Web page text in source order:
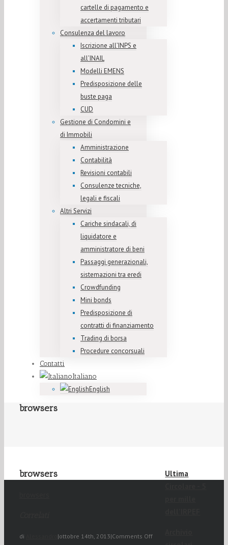
cartelle di pagamento e
accertamenti tributari
Consulenza del lavoro
Iscrizione all’INPS e
all’INAIL
Modelli EMENS
Predisposizione delle
buste paga
CUD
Gestione di Condomini e
di Immobili
Amministrazione
Contabilità
Revisioni contabili
Consulenze tecniche,
legali e fiscali
Altri Servizi
Cariche sindacali, di
liquidatore e
amministratore di beni
Passaggi generazionali,
sistemazioni tra eredi
Crowdfunding
Mini bonds
Predisposizione di
contratti di finanziamento
Trading di borsa
Procedure concorsuali
Contatti
Italiano
English
browsers
browsers
di |ottobre 14th, 2013|Comments Off
Ultima